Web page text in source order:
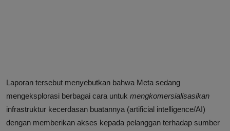
Laporan tersebut menyebutkan bahwa Meta sedang
mengeksplorasi berbagai cara untuk mengkomersialisasikan
infrastruktur kecerdasan buatannya (artificial intelligence/AI)
dengan memberikan akses kepada pelanggan terhadap sumber